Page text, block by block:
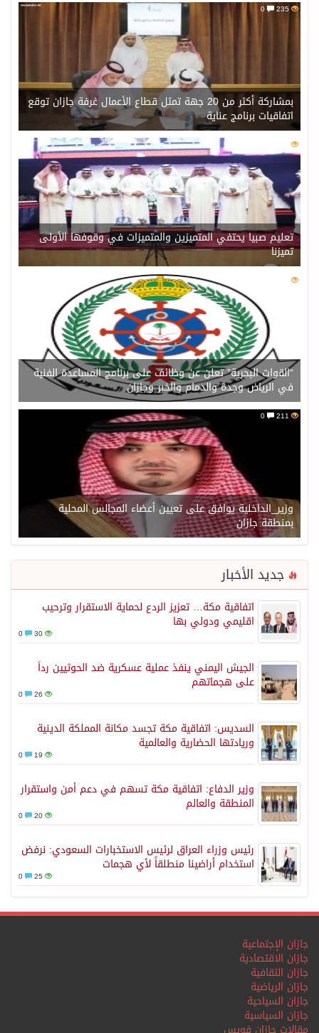
235
بمشاركة أكثر من 20 جهة تمثل قطاع الأعمال غرفة جازان توقع
اتفاقيات برنامج عناية
218
تعليم صبيا يحتفي المتميزين والمتميزات في وقوفها الأولى
تميزنا
211
“القوات البحرية” تعلن عن وظائف على برنامج المساعدة الفنية
في الرياض وجدة والدمام والخبر وجازان
211
وزير_الداخلية يوافق على تعيين أعضاء المجالس المحلية
بمنطقة جازان
جديد الأخبار
اتفاقية مكة… تعزيز الردع لحماية الاستقرار وترحيب
اقليمي ودولي بها
30
الجيش اليمني ينفذ عملية عسكرية ضد الحوثيين رداً
على هجماتهم
26
السديس: اتفاقية مكة تجسد مكانة المملكة الدينية
وريادتها الحضارية والعالمية
19
وزير الدفاع: اتفاقية مكة تسهم في دعم أمن واستقرار
المنطقة والعالم
20
رئيس وزراء العراق لرئيس الاستخبارات السعودي: نرفض
استخدام أراضينا منطلقاً لأي هجمات
25
جازان الإجتماعية
جازان الاقتصادية
جازان الثقافية
جازان الرياضية
جازان السياحية
جازان السياسية